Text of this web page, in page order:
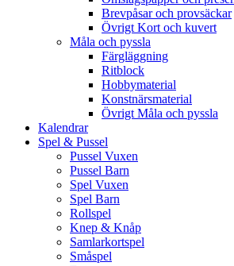
Brevpåsar och provsäckar
Övrigt Kort och kuvert
Måla och pyssla
Färgläggning
Ritblock
Hobbymaterial
Konstnärsmaterial
Övrigt Måla och pyssla
Kalendrar
Spel & Pussel
Pussel Vuxen
Pussel Barn
Spel Vuxen
Spel Barn
Rollspel
Knep & Knåp
Samlarkortspel
Småspel